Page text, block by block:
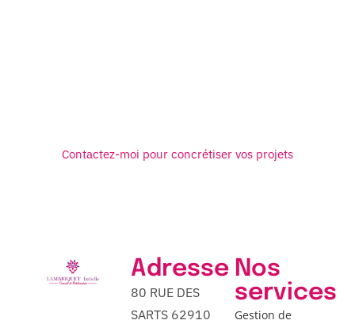
Contactez-moi pour concrétiser vos projets
Nos
services
Gestion de
Adresse
80 RUE DES
SARTS 62910